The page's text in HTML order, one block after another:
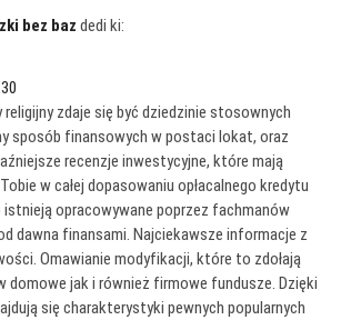
bez baz dedi ki:
zdaje się być dziedzinie stosownych
sposób finansowych w postaci lokat, oraz
recenzje inwestycyjne, które mają
w całej dopasowaniu opłacalnego kredytu
opracowywane poprzez fachmanów
dawna finansami. Najciekawsze informacje z
Omawianie modyfikacji, które to zdołają
domowe jak i również firmowe fundusze. Dzięki
się charakterystyki pewnych popularnych